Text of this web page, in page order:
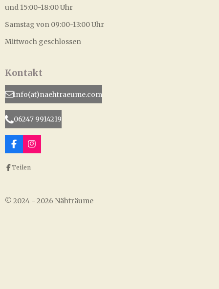
und 15:00-18:00 Uhr
Samstag von 09:00-13:00 Uhr
Mittwoch geschlossen
Kontakt
info(at)naehtraeume.com
06247 9914219
F
a
c
e
k
I
n
a
Teilen
© 2024 - 2026 Nähträume